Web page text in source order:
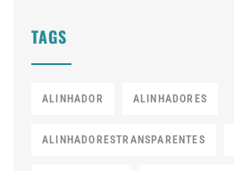
TAGS
ALINHADOR ALINHADORES
ALINHADORESTRANSPARENTES